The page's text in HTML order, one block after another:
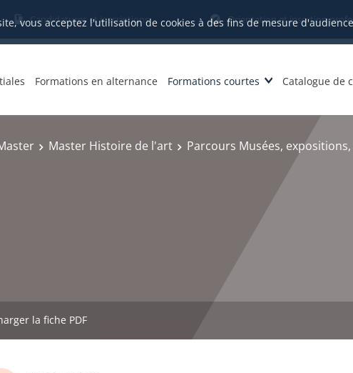
vous acceptez l'utilisation de cookies à des fins de mesure
Candidatures et inscriptions Orientation et insertion
Formations en alternance Formations courtes Catalogue de
Master Histoire de l'art Parcours Musées,
la fiche PDF